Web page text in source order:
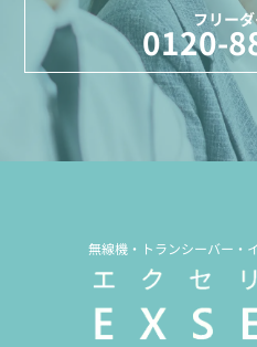
フリー
0120-
無線機・トランシーバー・